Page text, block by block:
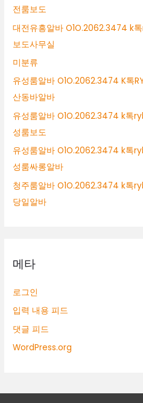
전룸보도
대전유흥알바 O1O.2062.3474 k
보도사무실
미분류
유성룸알바 O1O.2062.3474 K톡
산동바알바
유성룸알바 O1O.2062.3474 k톡
성룸보도
유성룸알바 O1O.2062.3474 k톡
성룸싸롱알바
청주룸알바 O1O.2062.3474 k톡
당일알바
메타
로그인
입력 내용 피드
댓글 피드
WordPress.org